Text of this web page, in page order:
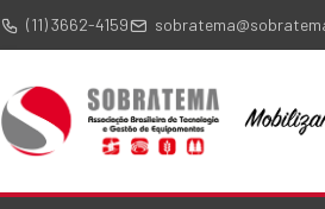
(11) 3662-4159